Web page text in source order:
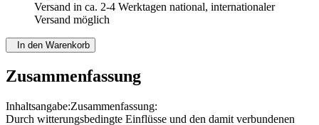
PaperbackfürUS$ 62,99
Versand möglich
In den Warenkorb
Zusammenfassung